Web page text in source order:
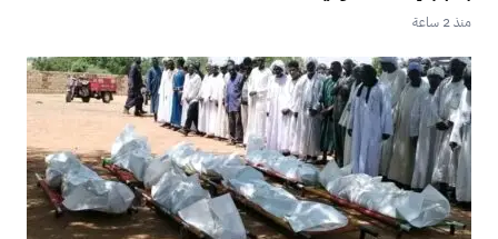
منذ 2 ساعة